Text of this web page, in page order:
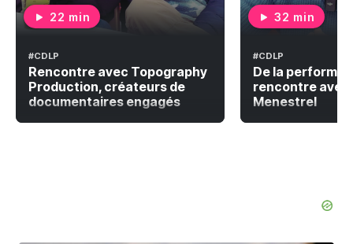
22 min
#CDLP
Rencontre avec Topography
Production, créateurs de
documentaires engagés
32 min
#CDLP
De la
rencontre avec
Menestrel